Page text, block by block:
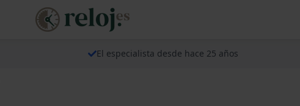
El especialista desde hace 25 años